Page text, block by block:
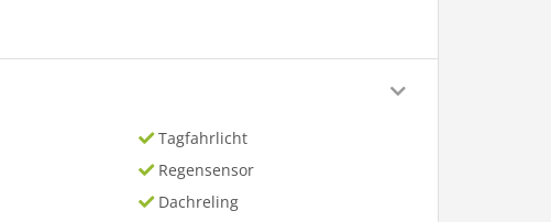
Tagfahrlicht
Regensensor
Dachreling